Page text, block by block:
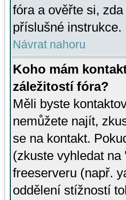
fóra a ověřte si,
příslušné instrukce.
Návrat nahoru
Koho mám
záležitostí fóra?
Měli byste
nemůžete najít,
se na kontakt.
(zkuste vyhledat
freeserveru (např.
oddělení stížností